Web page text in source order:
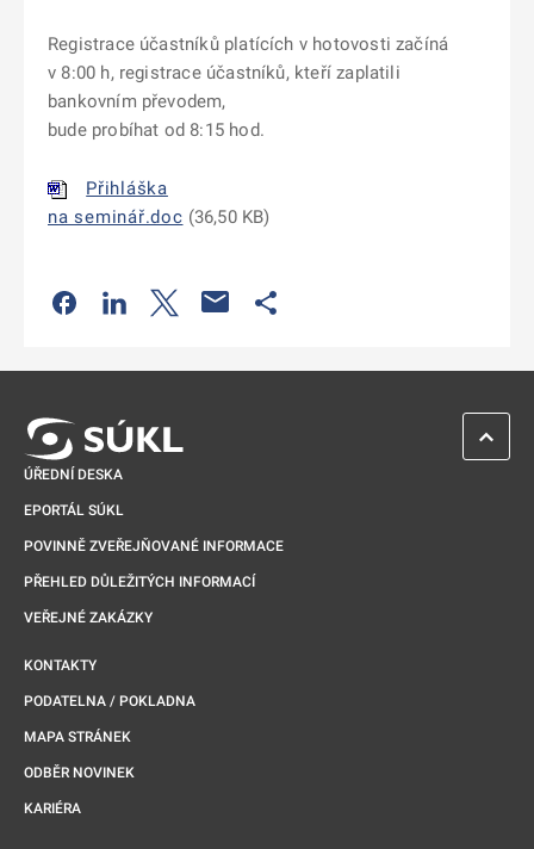
Registrace účastníků platících v hotovosti začíná
v 8:00 h, registrace účastníků, kteří zaplatili
bankovním převodem,
bude probíhat od 8:15 hod.
Přihláška
na seminář.doc (36,50 KB)
Odkaz se otevře na nové kartě
Odkaz se otevře na nové kartě
Odkaz se otevře na nové kartě
ÚŘEDNÍ DESKA
EPORTÁL SÚKL
POVINNĚ ZVEŘEJŇOVANÉ INFORMACE
PŘEHLED DŮLEŽITÝCH INFORMACÍ
VEŘEJNÉ ZAKÁZKY
KONTAKTY
PODATELNA / POKLADNA
MAPA STRÁNEK
ODBĚR NOVINEK
KARIÉRA
ZPĚT